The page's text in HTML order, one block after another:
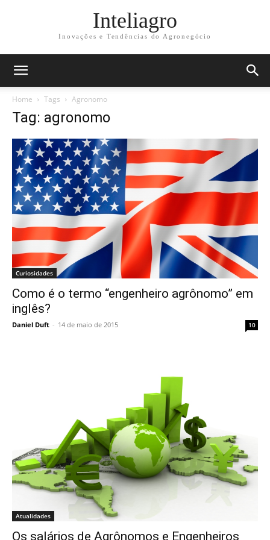
Inteliagro
Inovações e Tendências do Agronegócio
Home Tags Agronomo
Tag: agronomo
Curiosidades
Como é o termo “engenheiro agrônomo” em
inglês?
Daniel Duft - 14 de maio de 2015 10
Atualidades
Os salários de Agrônomos e Engenheiros